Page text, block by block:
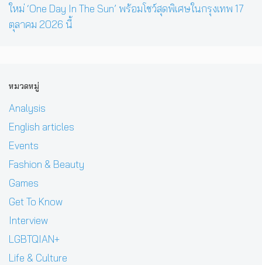
ใหม่ ‘One Day In The Sun’ พร้อมโชว์สุดพิเศษในกรุงเทพ 17
ตุลาคม 2026 นี้
หมวดหมู่
Analysis
English articles
Events
Fashion & Beauty
Games
Get To Know
Interview
LGBTQIAN+
Life & Culture